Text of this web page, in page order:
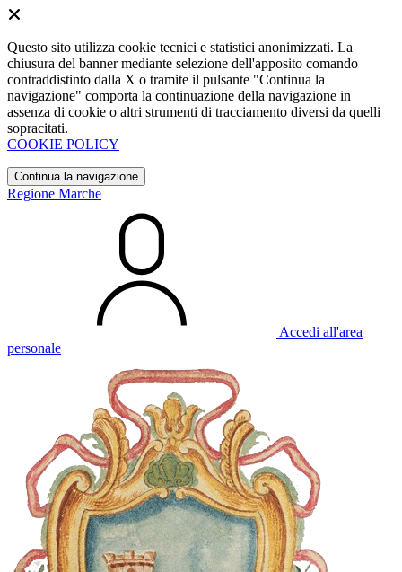
Questo sito utilizza cookie tecnici e statistici anonimizzati. La
chiusura del banner mediante selezione dell'apposito comando
contraddistinto dalla X o tramite il pulsante "Continua la
navigazione" comporta la continuazione della navigazione in
assenza di cookie o altri strumenti di tracciamento diversi da quelli
sopracitati.
COOKIE POLICY
Continua la navigazione
Regione Marche
Accedi all'area
personale